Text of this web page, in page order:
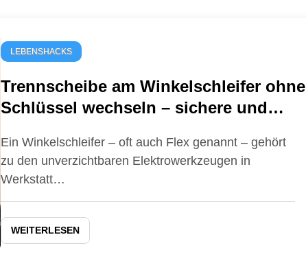
LEBENSHACKS
Trennscheibe am Winkelschleifer ohne
Schlüssel wechseln – sichere und
Ein Winkelschleifer – oft auch Flex genannt – gehört
zu den unverzichtbaren Elektrowerkzeugen in
Werkstatt…
WEITERLESEN